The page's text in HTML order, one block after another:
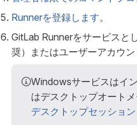
Runnerを登録します。
GitLab Runnerをサービスと
奨）またはユーザーアカウ
Windowsサービスはイ
はデスクトップオート
デスクトップセッション